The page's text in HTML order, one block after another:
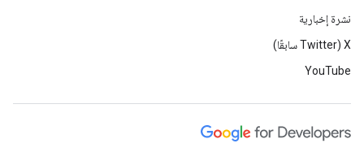
نشرة إخبارية
‫X ‏(Twitter سابقًا)
YouTube